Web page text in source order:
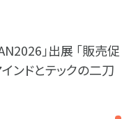
｣出展 「販売促
ドとテックの二刀